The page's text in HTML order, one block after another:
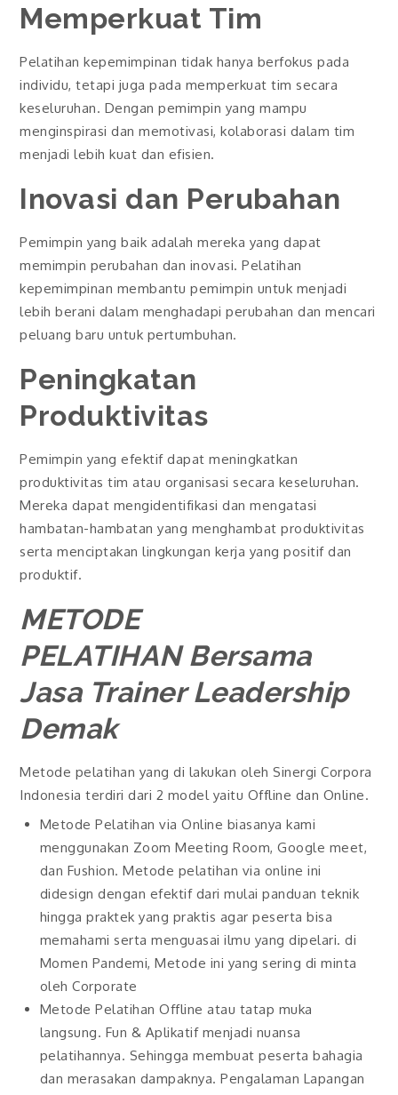
Memperkuat Tim
Pelatihan kepemimpinan tidak hanya berfokus pada
individu, tetapi juga pada memperkuat tim secara
keseluruhan. Dengan pemimpin yang mampu
menginspirasi dan memotivasi, kolaborasi dalam tim
menjadi lebih kuat dan efisien.
Inovasi dan Perubahan
Pemimpin yang baik adalah mereka yang dapat
memimpin perubahan dan inovasi. Pelatihan
kepemimpinan membantu pemimpin untuk menjadi
lebih berani dalam menghadapi perubahan dan mencari
peluang baru untuk pertumbuhan.
Peningkatan
Produktivitas
Pemimpin yang efektif dapat meningkatkan
produktivitas tim atau organisasi secara keseluruhan.
Mereka dapat mengidentifikasi dan mengatasi
hambatan-hambatan yang menghambat produktivitas
serta menciptakan lingkungan kerja yang positif dan
produktif.
METODE
PELATIHAN Bersama
Jasa Trainer Leadership
Demak
Metode pelatihan yang di lakukan oleh Sinergi Corpora
Indonesia terdiri dari 2 model yaitu Offline dan Online.
Metode Pelatihan via Online biasanya kami
menggunakan Zoom Meeting Room, Google meet,
dan Fushion. Metode pelatihan via online ini
didesign dengan efektif dari mulai panduan teknik
hingga praktek yang praktis agar peserta bisa
memahami serta menguasai ilmu yang dipelari. di
Momen Pandemi, Metode ini yang sering di minta
oleh Corporate
Metode Pelatihan Offline atau tatap muka
langsung. Fun & Aplikatif menjadi nuansa
pelatihannya. Sehingga membuat peserta bahagia
dan merasakan dampaknya. Pengalaman Lapangan